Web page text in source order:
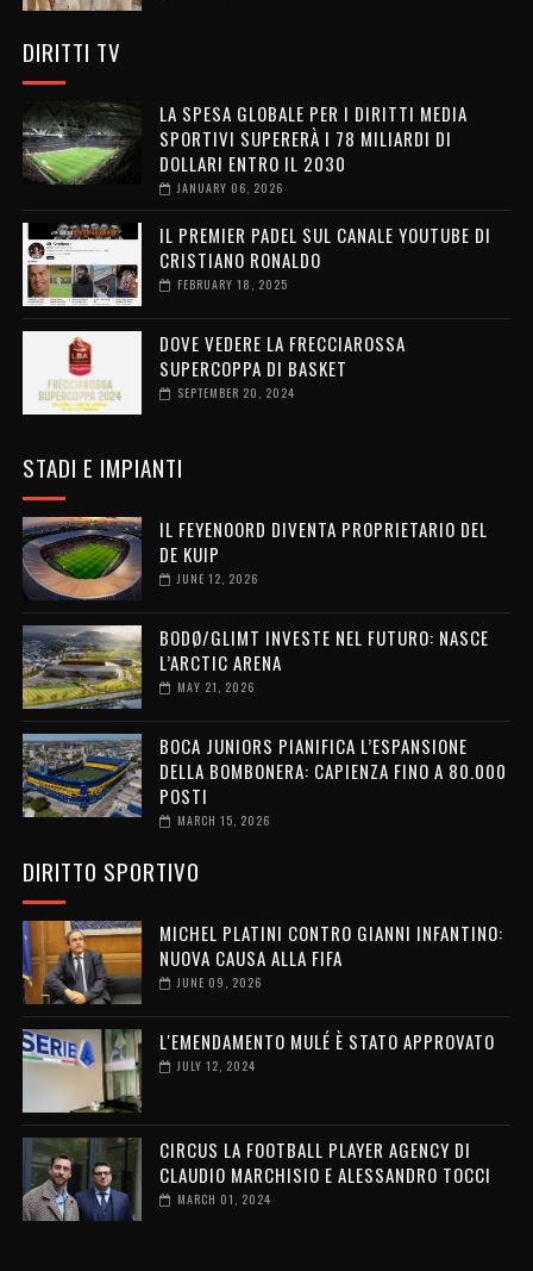
DIRITTI TV
LA SPESA GLOBALE PER I DIRITTI MEDIA
SPORTIVI SUPERERÀ I 78 MILIARDI DI
DOLLARI ENTRO IL 2030
JANUARY 06, 2026
IL PREMIER PADEL SUL CANALE YOUTUBE DI
CRISTIANO RONALDO
FEBRUARY 18, 2025
DOVE VEDERE LA FRECCIAROSSA
SUPERCOPPA DI BASKET
SEPTEMBER 20, 2024
STADI E IMPIANTI
IL FEYENOORD DIVENTA PROPRIETARIO DEL
DE KUIP
JUNE 12, 2026
BODØ/GLIMT INVESTE NEL FUTURO: NASCE
L’ARCTIC ARENA
MAY 21, 2026
BOCA JUNIORS PIANIFICA L’ESPANSIONE
DELLA BOMBONERA: CAPIENZA FINO A 80.000
POSTI
MARCH 15, 2026
DIRITTO SPORTIVO
MICHEL PLATINI CONTRO GIANNI INFANTINO:
NUOVA CAUSA ALLA FIFA
JUNE 09, 2026
L'EMENDAMENTO MULÉ È STATO APPROVATO
JULY 12, 2024
CIRCUS LA FOOTBALL PLAYER AGENCY DI
CLAUDIO MARCHISIO E ALESSANDRO TOCCI
MARCH 01, 2024